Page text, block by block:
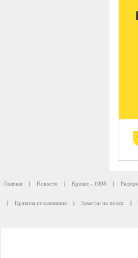
Главная | Новости | Кризис - 1998 |
| Правила пользования | Заметки на полях |